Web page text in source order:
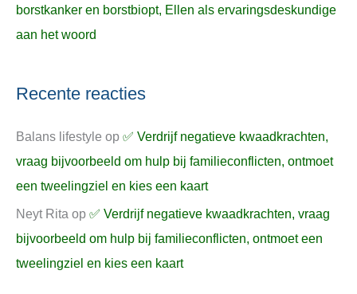
borstkanker en borstbiopt, Ellen als ervaringsdeskundige
aan het woord
Recente reacties
Balans lifestyle op ✅ Verdrijf negatieve kwaadkrachten,
vraag bijvoorbeeld om hulp bij familieconflicten, ontmoet
een tweelingziel en kies een kaart
Neyt Rita op ✅ Verdrijf negatieve kwaadkrachten, vraag
bijvoorbeeld om hulp bij familieconflicten, ontmoet een
tweelingziel en kies een kaart